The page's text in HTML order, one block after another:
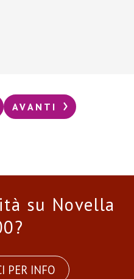
AVANTI
su Novella
PER INFO